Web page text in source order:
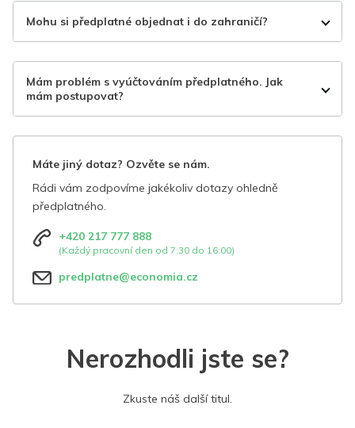
Mohu si předplatné objednat i do zahraničí?
Mám problém s vyúčtováním předplatného. Jak
mám postupovat?
Máte jiný dotaz? Ozvěte se nám.
Rádi vám zodpovíme jakékoliv dotazy ohledně
předplatného.
+420 217 777 888
(Každý pracovní den od 7:30 do 16:00)
predplatne@economia.cz
Nerozhodli jste se?
Zkuste náš další titul.